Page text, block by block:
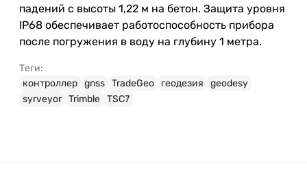
падений с высоты 1,22 м на бетон. Защита уровня
IP68 обеспечивает работоспособность прибора
после погружения в воду на глубину 1 метра.
Теги:
контроллер gnss TradeGeo геодезия
geodesy
syrveyor Trimble TSC7